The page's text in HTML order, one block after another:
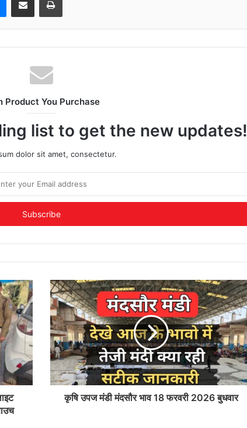
Product You Purchase
list to get the new updates!
dolor sit amet, consectetur.
कृषि उपज मंडी मंदसौर भाव 18 फरवरी 2026 बुधवार